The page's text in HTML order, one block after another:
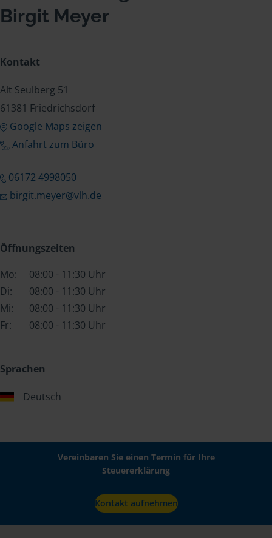
Birgit Meyer
Kontakt
Alt Seulberg 51
61381 Friedrichsdorf
Google Maps zeigen
Anfahrt zum Büro
06172 4998050
birgit.meyer@vlh.de
Öffnungszeiten
Mo:
08:00 - 11:30 Uhr
Di:
08:00 - 11:30 Uhr
Mi:
08:00 - 11:30 Uhr
Fr:
08:00 - 11:30 Uhr
Sprachen
Deutsch
Vereinbaren Sie einen Termin für Ihre
Steuererklärung
Kontakt aufnehmen